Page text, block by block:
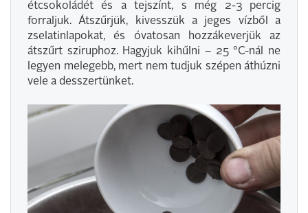
étcsokoládét és a tejszínt, s még 2-3 percig
forraljuk. Átszűrjük, kivesszük a jeges vízből a
zselatinlapokat, és óvatosan hozzákeverjük az
átszűrt sziruphoz. Hagyjuk kihűlni – 25 °C-nál ne
legyen melegebb, mert nem tudjuk szépen áthúzni
vele a desszertünket.